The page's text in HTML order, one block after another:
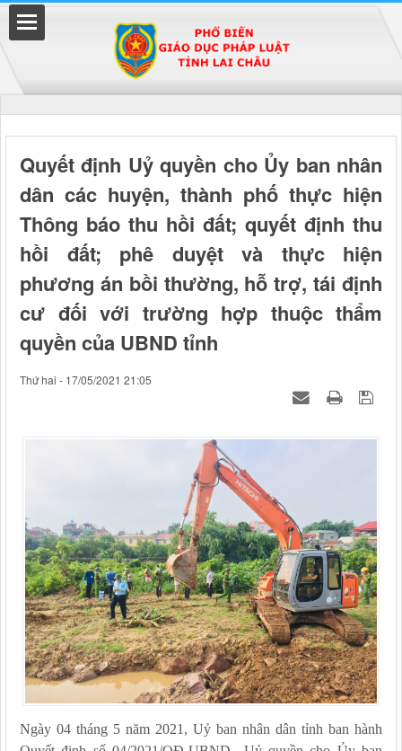
Quyết định Uỷ quyền cho Ủy ban nhân
dân các huyện, thành phố thực hiện
Thông báo thu hồi đất; quyết định thu
hồi đất; phê duyệt và thực hiện
phương án bồi thường, hỗ trợ, tái định
cư đối với trường hợp thuộc thẩm
quyền của UBND tỉnh
Thứ hai - 17/05/2021 21:05
Ngày 04 tháng 5 năm 2021, Uỷ ban nhân dân tỉnh ban hành
Đã kết nối EMC